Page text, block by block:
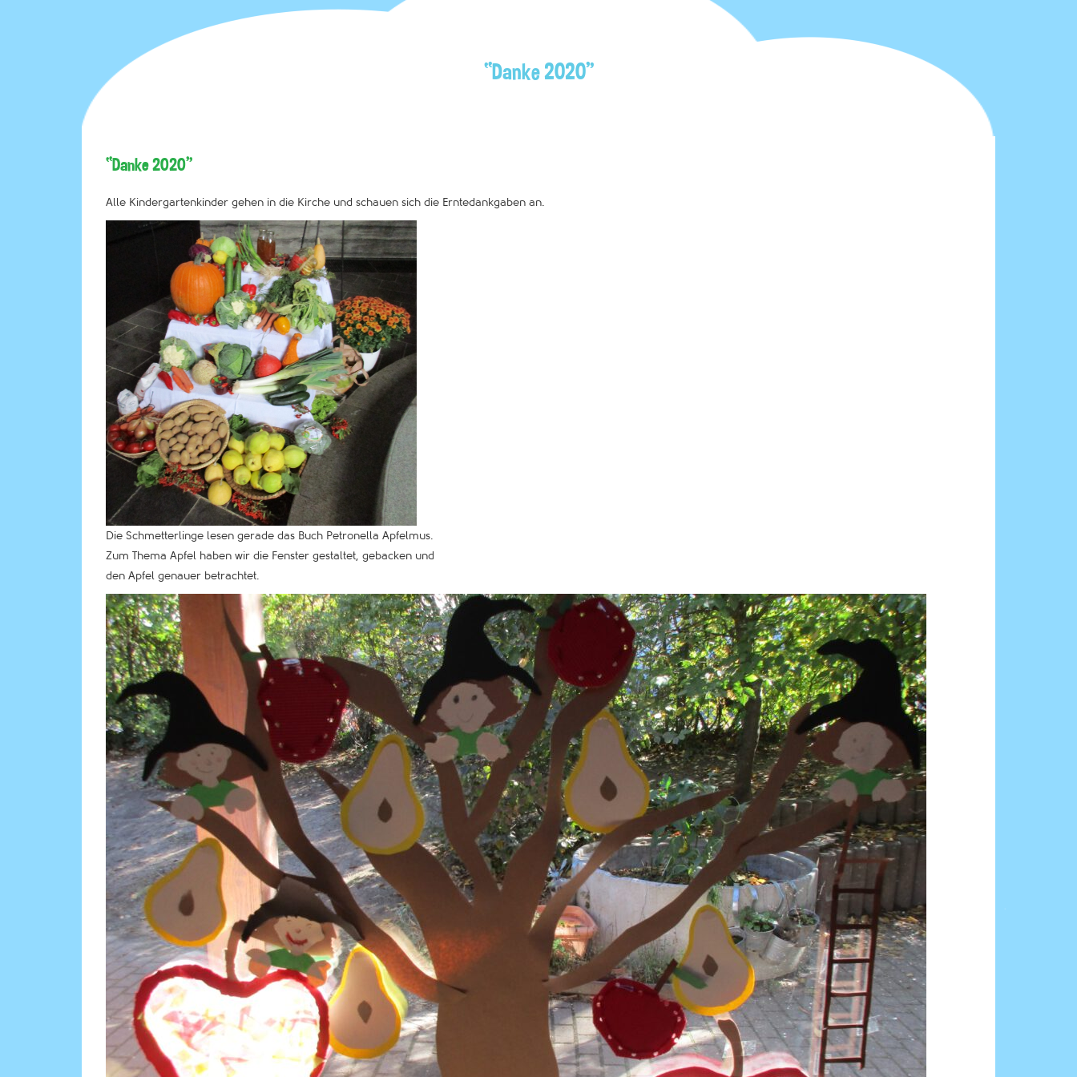
“Danke 2020”
“Danke 2020”
Alle Kindergartenkinder gehen in die Kirche und schauen sich die Erntedankgaben an.
Die Schmetterlinge lesen gerade das Buch Petronella Apfelmus.
Zum Thema Apfel haben wir die Fenster gestaltet, gebacken und
den Apfel genauer betrachtet.